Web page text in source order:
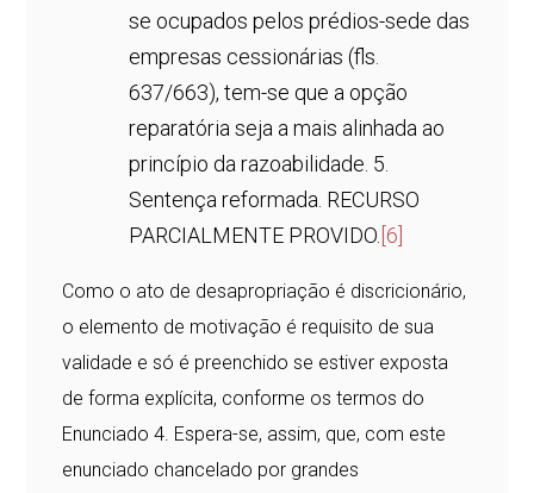
se ocupados pelos prédios-sede das
empresas cessionárias (fls.
637/663), tem-se que a opção
reparatória seja a mais alinhada ao
princípio da razoabilidade. 5.
Sentença reformada. RECURSO
PARCIALMENTE PROVIDO. [6]
Como o ato de desapropriação é discricionário,
o elemento de motivação é requisito de sua
validade e só é preenchido se estiver exposta
de forma explícita, conforme os termos do
Enunciado 4. Espera-se, assim, que, com este
enunciado chancelado por grandes